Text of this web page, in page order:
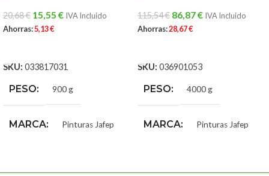
20,68€ 15,55 € IVA Incluido
Ahorras:5,13€
SKU: 033817031
PESO 900 g
MARCA Pinturas Jafep
115,54€ 86,87€ IVA Incluido
Ahorras:28,67€
SKU: 036901053
PESO 4000 g
MARCA Pinturas Jafep